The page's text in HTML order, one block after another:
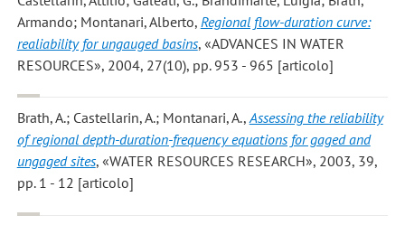
Armando; Montanari, Alberto, Regional flow-duration curve:
realiability for ungauged basins, «ADVANCES IN WATER
RESOURCES», 2004, 27(10), pp. 953 - 965 [articolo]
Brath, A.; Castellarin, A.; Montanari, A.,Assessing the reliability
of regional depth-duration-frequency equations for gaged and
ungaged sites, «WATER RESOURCES RESEARCH», 2003, 39,
pp. 1 - 12 [articolo]